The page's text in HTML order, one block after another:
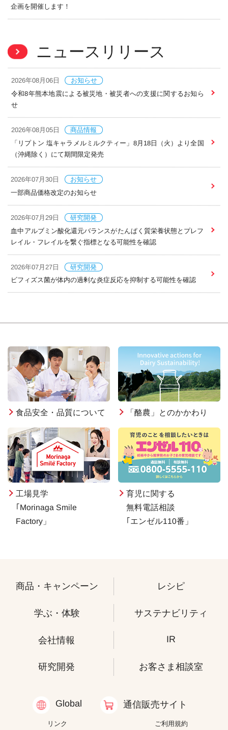
企画を開催します！
ニュースリリース
2026年08月06日 お知らせ
令和8年熊本地震による被災地・被災者への支援に関するお知ら
せ
2026年08月05日 商品情報
「リプトン 塩キャラメルミルクティー」8月18日（火）より全国
（沖縄除く）にて期間限定発売
2026年07月30日 お知らせ
一部商品価格改定のお知らせ
2026年07月29日 研究開発
血中アルブミン酸化還元バランスがたんぱく質栄養状態とプレフ
レイル・フレイルを繋ぐ指標となる可能性を確認
2026年07月27日 研究開発
ビフィズス菌が体内の過剰な炎症反応を抑制する可能性を確認
食品安全・品質について 「酪農」とのかかわり
工場見学
｢Morinaga Smile
Factory」
育児に関する
無料電話相談
｢エンゼル110番」
商品・キャンペーン レシピ
学ぶ・体験 サステナビリティ
会社情報 IR
研究開発 お客さま相談室
Global 通信販売サイト
リンク
ご利用規約